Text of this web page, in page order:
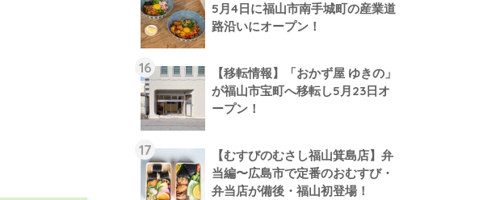
5月4日に福山市南手城町の産業道
路沿いにオープン！
【移転情報】「おかず屋 ゆきの」
が福山市宝町へ移転し5月23日オ
ープン！
【むすびのむさし福山箕島店】弁
当編〜広島市で定番のおむすび・
弁当店が備後・福山初登場！